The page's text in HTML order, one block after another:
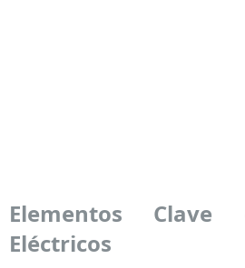
Elementos Clave
Eléctricos